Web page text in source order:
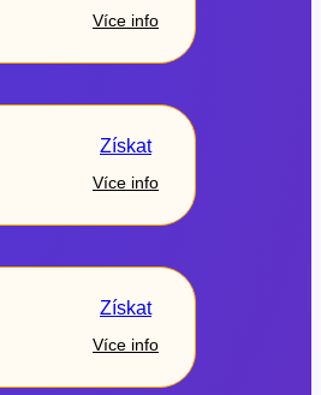
Více info
Získat
Více info
Získat
Více info